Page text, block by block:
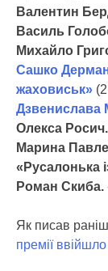
Валентин
Василь
Михайло
Сашко
жаховиськ»
Дзвенислава
Олекса
Марина
«Русалонька
Роман Скиба.
Як писав
премії